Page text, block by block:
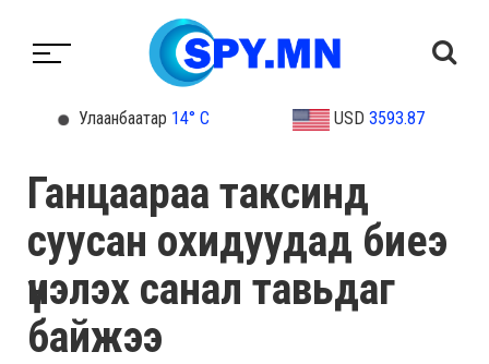
Улаанбаатар 14° C USD 3593.87
Ганцаараа таксинд
суусан охидуудад биеэ
үнэлэх санал тавьдаг
байжээ